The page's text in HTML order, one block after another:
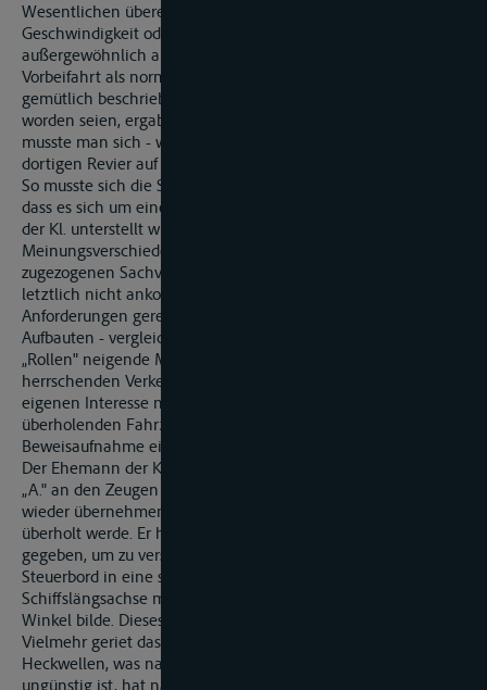
Wesentlichen übereinstimmend dahin geschildert, dass die
Geschwindigkeit oder der Abstand von MY „C." nicht als
außergewöhnlich aufgefallen wäre. Die Zeugen haben die
Vorbeifahrt als normal, teilweise sogar als eigentlich ganz
gemütlich beschrieben. Dass besonders hohe Wellen erzeugt
worden seien, ergab die Beweisaufnahme nicht. Freilich
musste man sich - wie bei jedem Überholvorgang - im
dortigen Revier auf Wellenschlag des Überholers einstellen.
So musste sich die Schiffsführung von MY „A." im Bewusstsein,
dass es sich um eine ranke und -wenn auch, was zugunsten
der Kl. unterstellt wird, sodass es auf die
Meinungsverschiedenheiten der von beiden Parteien privat
zugezogenen Sachverständigen L. und U. für die Entscheidung
letztlich nicht ankommt, formalen technischen
Anforderungen gerecht werdende, so doch im Hinblick auf die
Aufbauten - vergleichsweise eher weniger stabile, zum
„Rollen" neigende Motoryacht handelte, angesichts der
herrschenden Verkehrslage vor und zum Unfallzeitpunkt im
eigenen Interesse nautisch darauf einrichten, Wellen eines
überholenden Fahrzeugs richtig zu nehmen. Dies ist, wie die
Beweisaufnahme eindeutig ergeben hat, nicht geschehen.
Der Ehemann der KI. hat berichtet, dass er das Ruder von MY
„A." an den Zeugen B. abgegeben hatte, es aber schnell
wieder übernehmen wollte, als er erfuhr, dass die Yacht
überholt werde. Er hat sodann sofort Steuerbordruder
gegeben, um zu versuchen, mit einer Drehung von 90° über
Steuerbord in eine solche Lage zu geraten, dass seine
Schiffslängsachse mit dem Wellenkamm etwa einen rechten
Winkel bilde. Dieses Ziel hat er jedoch nicht erreicht.
Vielmehr geriet das Fahrzeug nur etwa parallel zu den
Heckwellen, was nautisch bekanntermaßen besonders
ungünstig ist, hat nach beiden Seiten gekrängt und ist